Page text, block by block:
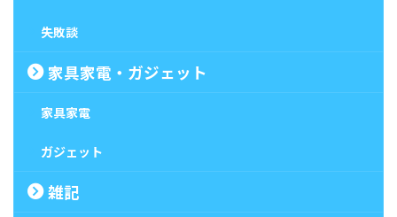
失敗談
家具家電・ガジェット
家具家電
ガジェット
雑記